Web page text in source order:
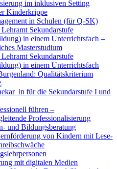
im inklusiven Setting
Kinderkrippe
in Schulen (für Q-SK)
Sekundarstufe
in einem Unterrichtsfach –
Masterstudium
Sekundarstufe
in einem Unterrichtsfach
Qualitätskriterium
für die Sekundarstufe I und
führen –
Professionalisierung
und Bildungsberatung
von Kindern mit Lese-
mit digitalen Medien